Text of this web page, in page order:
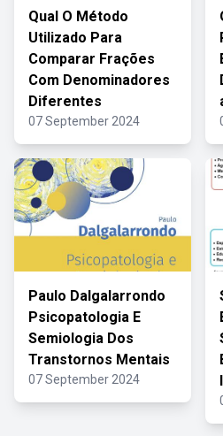
Qual O Método
Utilizado Para
Comparar Frações
Com Denominadores
Diferentes
07 September 2024
Paulo Dalgalarrondo
Psicopatologia E
Semiologia Dos
Transtornos Mentais
07 September 2024